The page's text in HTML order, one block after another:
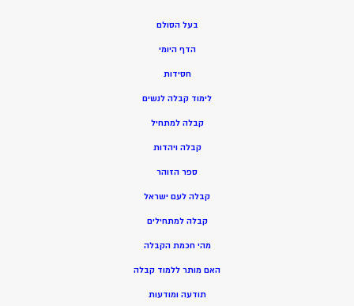
בעל הסולם
הדף היומי
חסידות
לימוד קבלה לנשים
קבלה למתחיל
קבלה ויהדות
ספר הזוהר
קבלה לעם ישראל
קבלה למתחילים
מהי חכמת הקבלה
האם מותר ללמוד קבלה
תודעה ומודעות